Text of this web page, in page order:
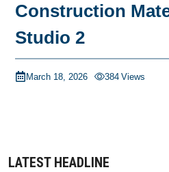
Construction
Studio 2
March 18, 2026 384 Views
LATEST HEADLINE